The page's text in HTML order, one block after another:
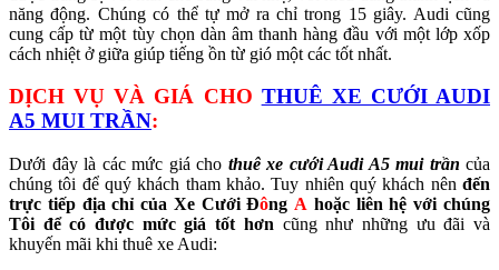
năng động. Chúng có thể tự mở ra chỉ trong 15 giây. Audi cũng
cung cấp từ một tùy chọn dàn âm thanh hàng đầu với một lớp xốp
cách nhiệt ở giữa giúp tiếng ồn từ gió một các tốt nhất.
DỊCH VỤ VÀ GIÁ CHO THUÊ XE CƯỚI AUDI
A5 MUI TRẦN:
Dưới đây là các mức giá cho thuê xe cưới Audi A5 mui trần của
chúng tôi để quý khách tham khảo. Tuy nhiên quý khách nên đến
trực tiếp địa chỉ của Xe Cưới Đông A hoặc liên hệ với chúng
Tôi để có được mức giá tốt hơn cũng như những ưu đãi và
khuyến mãi khi thuê xe Audi: